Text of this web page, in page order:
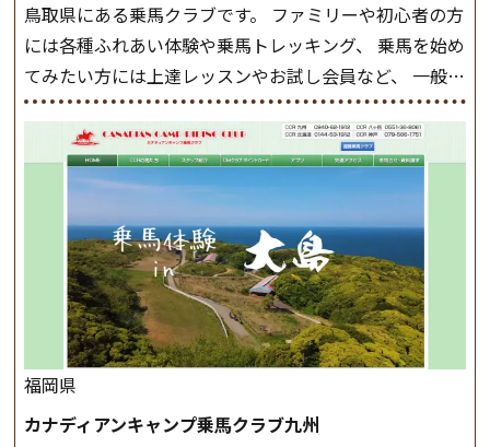
の扶助操作や誘導方法を身につけましょう。 注意事項
◆馬場使用状況により、使用する馬場はこちらで決定い
たしますのでご了承ください ◆基本は雨天決行です
が、落雷・強風等のより、安全上急遽中止させていただ
く場合がございます。 ◆三木ホースランドパークの協議
会や講習会等により、一部レッスンが中止になる場合が
ございます。 その際、ご予約いただいている皆様には事
前にご連絡いたします。MIKIホーストレックのツアー
はこちら
鳥取県にある乗馬クラブです。 ファミリーや初心者の方
には各種ふれあい体験や乗馬トレッキング、 乗馬を始め
てみたい方には上達レッスンやお試し会員など、 一般の
方に幅広くお楽しみいただける施設を目指しています。
また、お手軽（低価格）に会員になったり自分の馬を持
つことのできる乗馬クラブでもあり、 健康や趣味、スポ
ーツ競技として、老若男女様々な方が、日々乗馬をお楽
しみいただいています。 なお、ゴールデンウィークと夏
休み期間中は無休で営業していますので、ぜひご家族で
お越しください！大山乗馬センターの紹介記事はこち
福岡県
カナディアンキャンプ乗馬クラブ九州